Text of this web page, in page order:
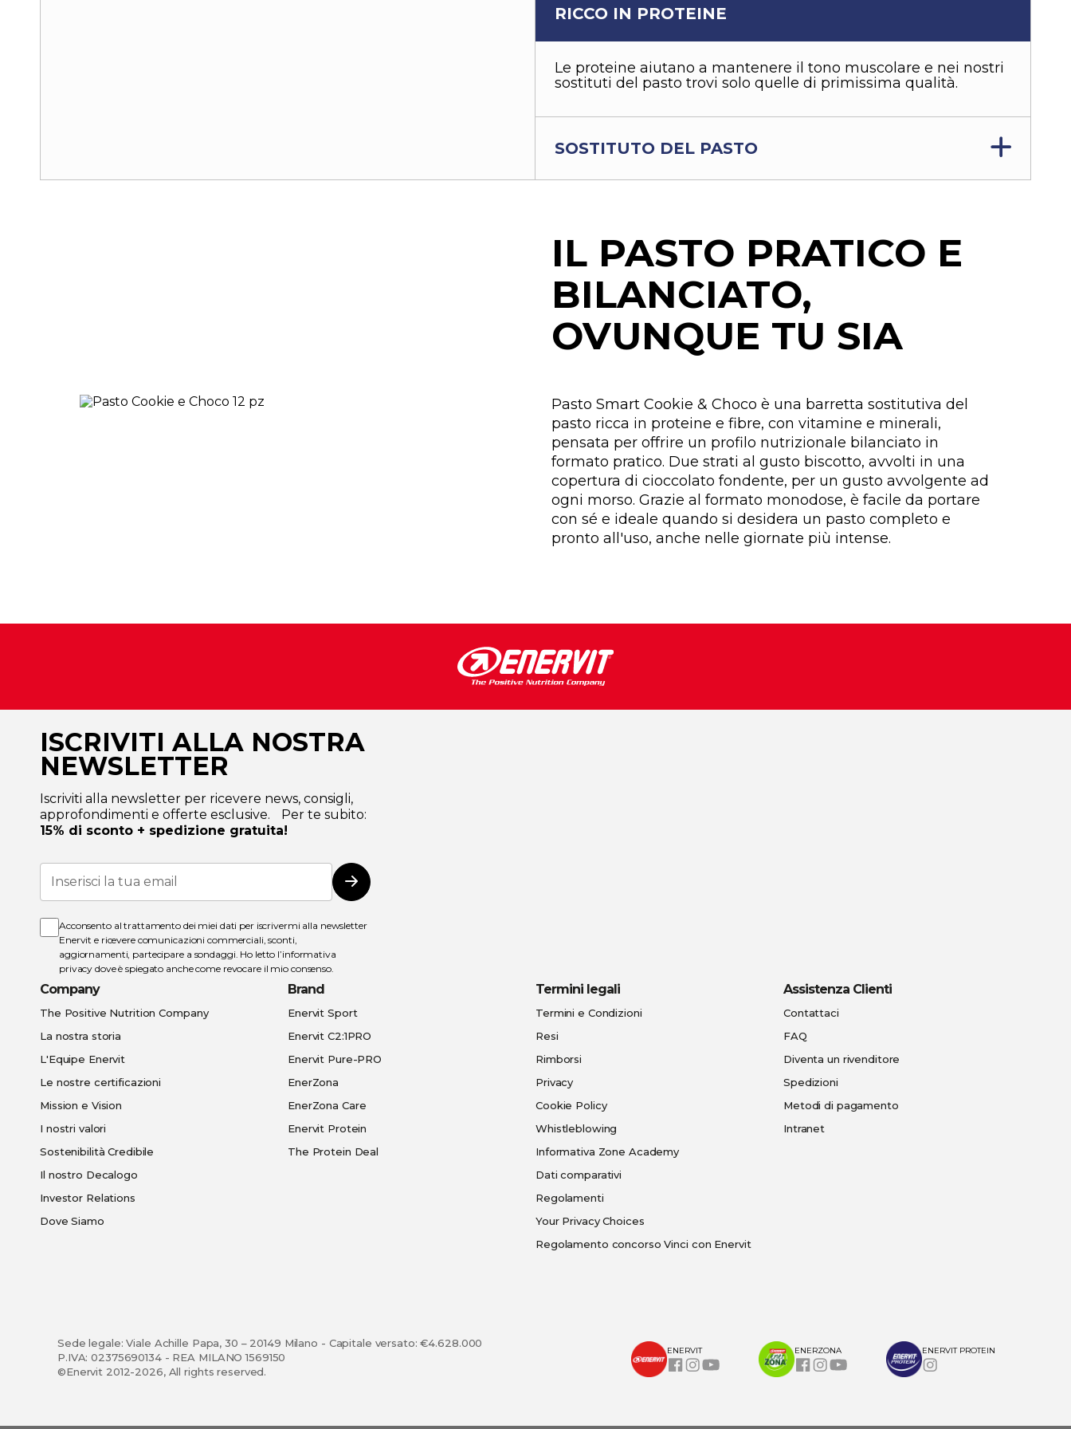
RICCO IN PROTEINE
Le proteine aiutano a mantenere il tono muscolare e nei nostri
sostituti del pasto trovi solo quelle di primissima qualità.
SOSTITUTO DEL PASTO
IL PASTO PRATICO E
BILANCIATO,
OVUNQUE TU SIA
Pasto Smart Cookie & Choco è una barretta sostitutiva del
pasto ricca in proteine e fibre, con vitamine e minerali,
pensata per offrire un profilo nutrizionale bilanciato in
formato pratico. Due strati al gusto biscotto, avvolti in una
copertura di cioccolato fondente, per un gusto avvolgente ad
ogni morso. Grazie al formato monodose, è facile da portare
con sé e ideale quando si desidera un pasto completo e
pronto all'uso, anche nelle giornate più intense.
ISCRIVITI ALLA NOSTRA
NEWSLETTER
Iscriviti alla newsletter per ricevere news, consigli,
approfondimenti e offerte esclusive. Per te subito:
15% di sconto + spedizione gratuita!
Iscriviti
alla
nostra
Iscriviti
Acconsento al trattamento dei miei dati per iscrivermi alla newsletter
Enervit e ricevere comunicazioni commerciali, sconti,
aggiornamenti, partecipare a sondaggi. Ho letto l’informativa
privacy dove è spiegato anche come revocare il mio consenso.
Company
The Positive Nutrition Company
La nostra storia
L'Equipe Enervit
Le nostre certificazioni
Mission e Vision
I nostri valori
Sostenibilità Credibile
Il nostro Decalogo
Investor Relations
Dove Siamo
Brand
Enervit Sport
Enervit C2:1PRO
Enervit Pure-PRO
EnerZona
EnerZona Care
Enervit Protein
The Protein Deal
Termini legali
Termini e Condizioni
Resi
Rimborsi
Privacy
Cookie Policy
Whistleblowing
Informativa Zone Academy
Dati comparativi
Regolamenti
Your Privacy Choices
Regolamento concorso Vinci con Enervit
Assistenza Clienti
Contattaci
FAQ
Diventa un rivenditore
Spedizioni
Metodi di pagamento
Intranet
Sede legale: Viale Achille Papa, 30 – 20149 Milano - Capitale versato: €4.628.000
P.IVA: 02375690134 - REA MILANO 1569150
©Enervit 2012-2026, All rights reserved.
ENERVIT ENERZONA ENERVIT PROTEIN